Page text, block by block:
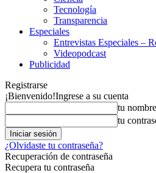
Tecnología
Transparencia
Especiales
Entrevistas Especiales –
Videopodcast
Publicidad
Registrarse
¡Bienvenido!Ingrese a su cuenta
tu
tu
¿Olvidaste tu contraseña?
Recuperación de contraseña
Recupera tu contraseña